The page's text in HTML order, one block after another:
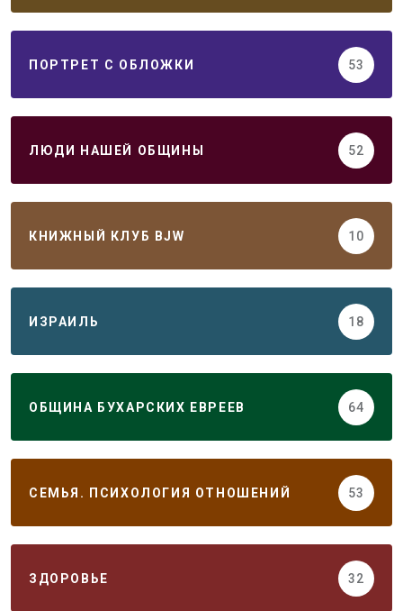
ПОРТРЕТ С ОБЛОЖКИ 53
ЛЮДИ НАШЕЙ ОБЩИНЫ 52
КНИЖНЫЙ КЛУБ BJW 10
ИЗРАИЛЬ 18
ОБЩИНА БУХАРСКИХ ЕВРЕЕВ 64
СЕМЬЯ. ПСИХОЛОГИЯ ОТНОШЕНИЙ 53
ЗДОРОВЬЕ 32